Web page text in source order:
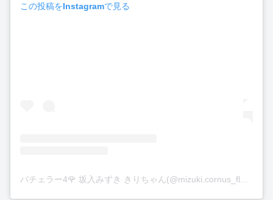
この投稿をInstagramで見る